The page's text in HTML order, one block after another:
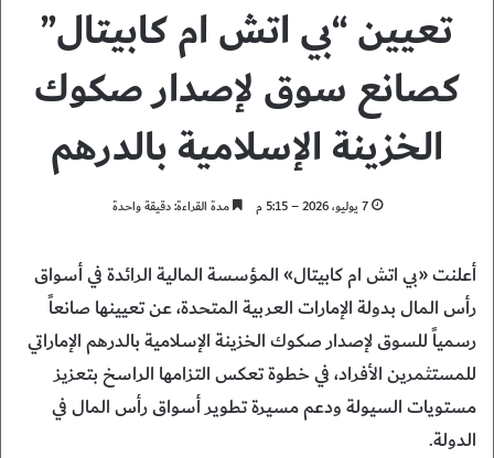
تعيين “بي اتش ام كابيتال”
كصانع سوق لإصدار صكوك
الخزينة الإسلامية بالدرهم
7 يوليو، 2026 – 5:15 م مدة القراءة: دقيقة واحدة
أعلنت «بي اتش ام كابيتال» المؤسسة المالية الرائدة في أسواق
رأس المال بدولة الإمارات العربية المتحدة، عن تعيينها صانعاً
رسمياً للسوق لإصدار صكوك الخزينة الإسلامية بالدرهم الإماراتي
للمستثمرين الأفراد، في خطوة تعكس التزامها الراسخ بتعزيز
مستويات السيولة ودعم مسيرة تطوير أسواق رأس المال في
الدولة.